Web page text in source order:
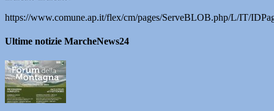
https://www.comune.ap.it/flex/cm/pages/ServeBLOB.php/L/IT/
Ultime notizie MarcheNews24